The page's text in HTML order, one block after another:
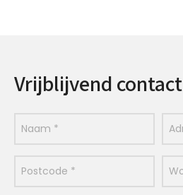
Vrijblijvend contact